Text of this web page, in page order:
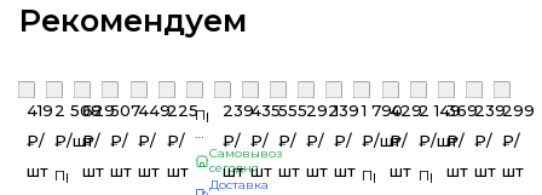
Рекомендуем
419
₽/
шт
2 508
₽/шт
Профиль
629
₽/
шт
507
₽/
шт
449
₽/
шт
225
₽/
шт
Профиль
направляющий
ПН
100*40*3,0м
толщина
Самовывоз
сегодня
Доставка
239
₽/
шт
435
₽/
шт
555
₽/
шт
292
₽/
шт
139
₽/
шт
1 790
₽/шт
Профиль
429
₽/
шт
2 149
₽/шт
Профиль
369
₽/
шт
239
₽/
шт
299
₽/
шт